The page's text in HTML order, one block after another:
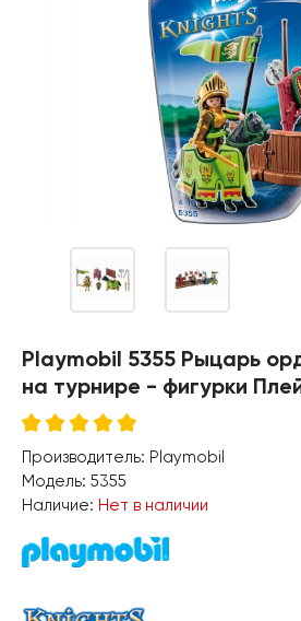
Playmobil 5355 Рыцарь
на турнире - фигурки
Производитель: Playmobil
Модель: 5355
Наличие: Нет в наличии